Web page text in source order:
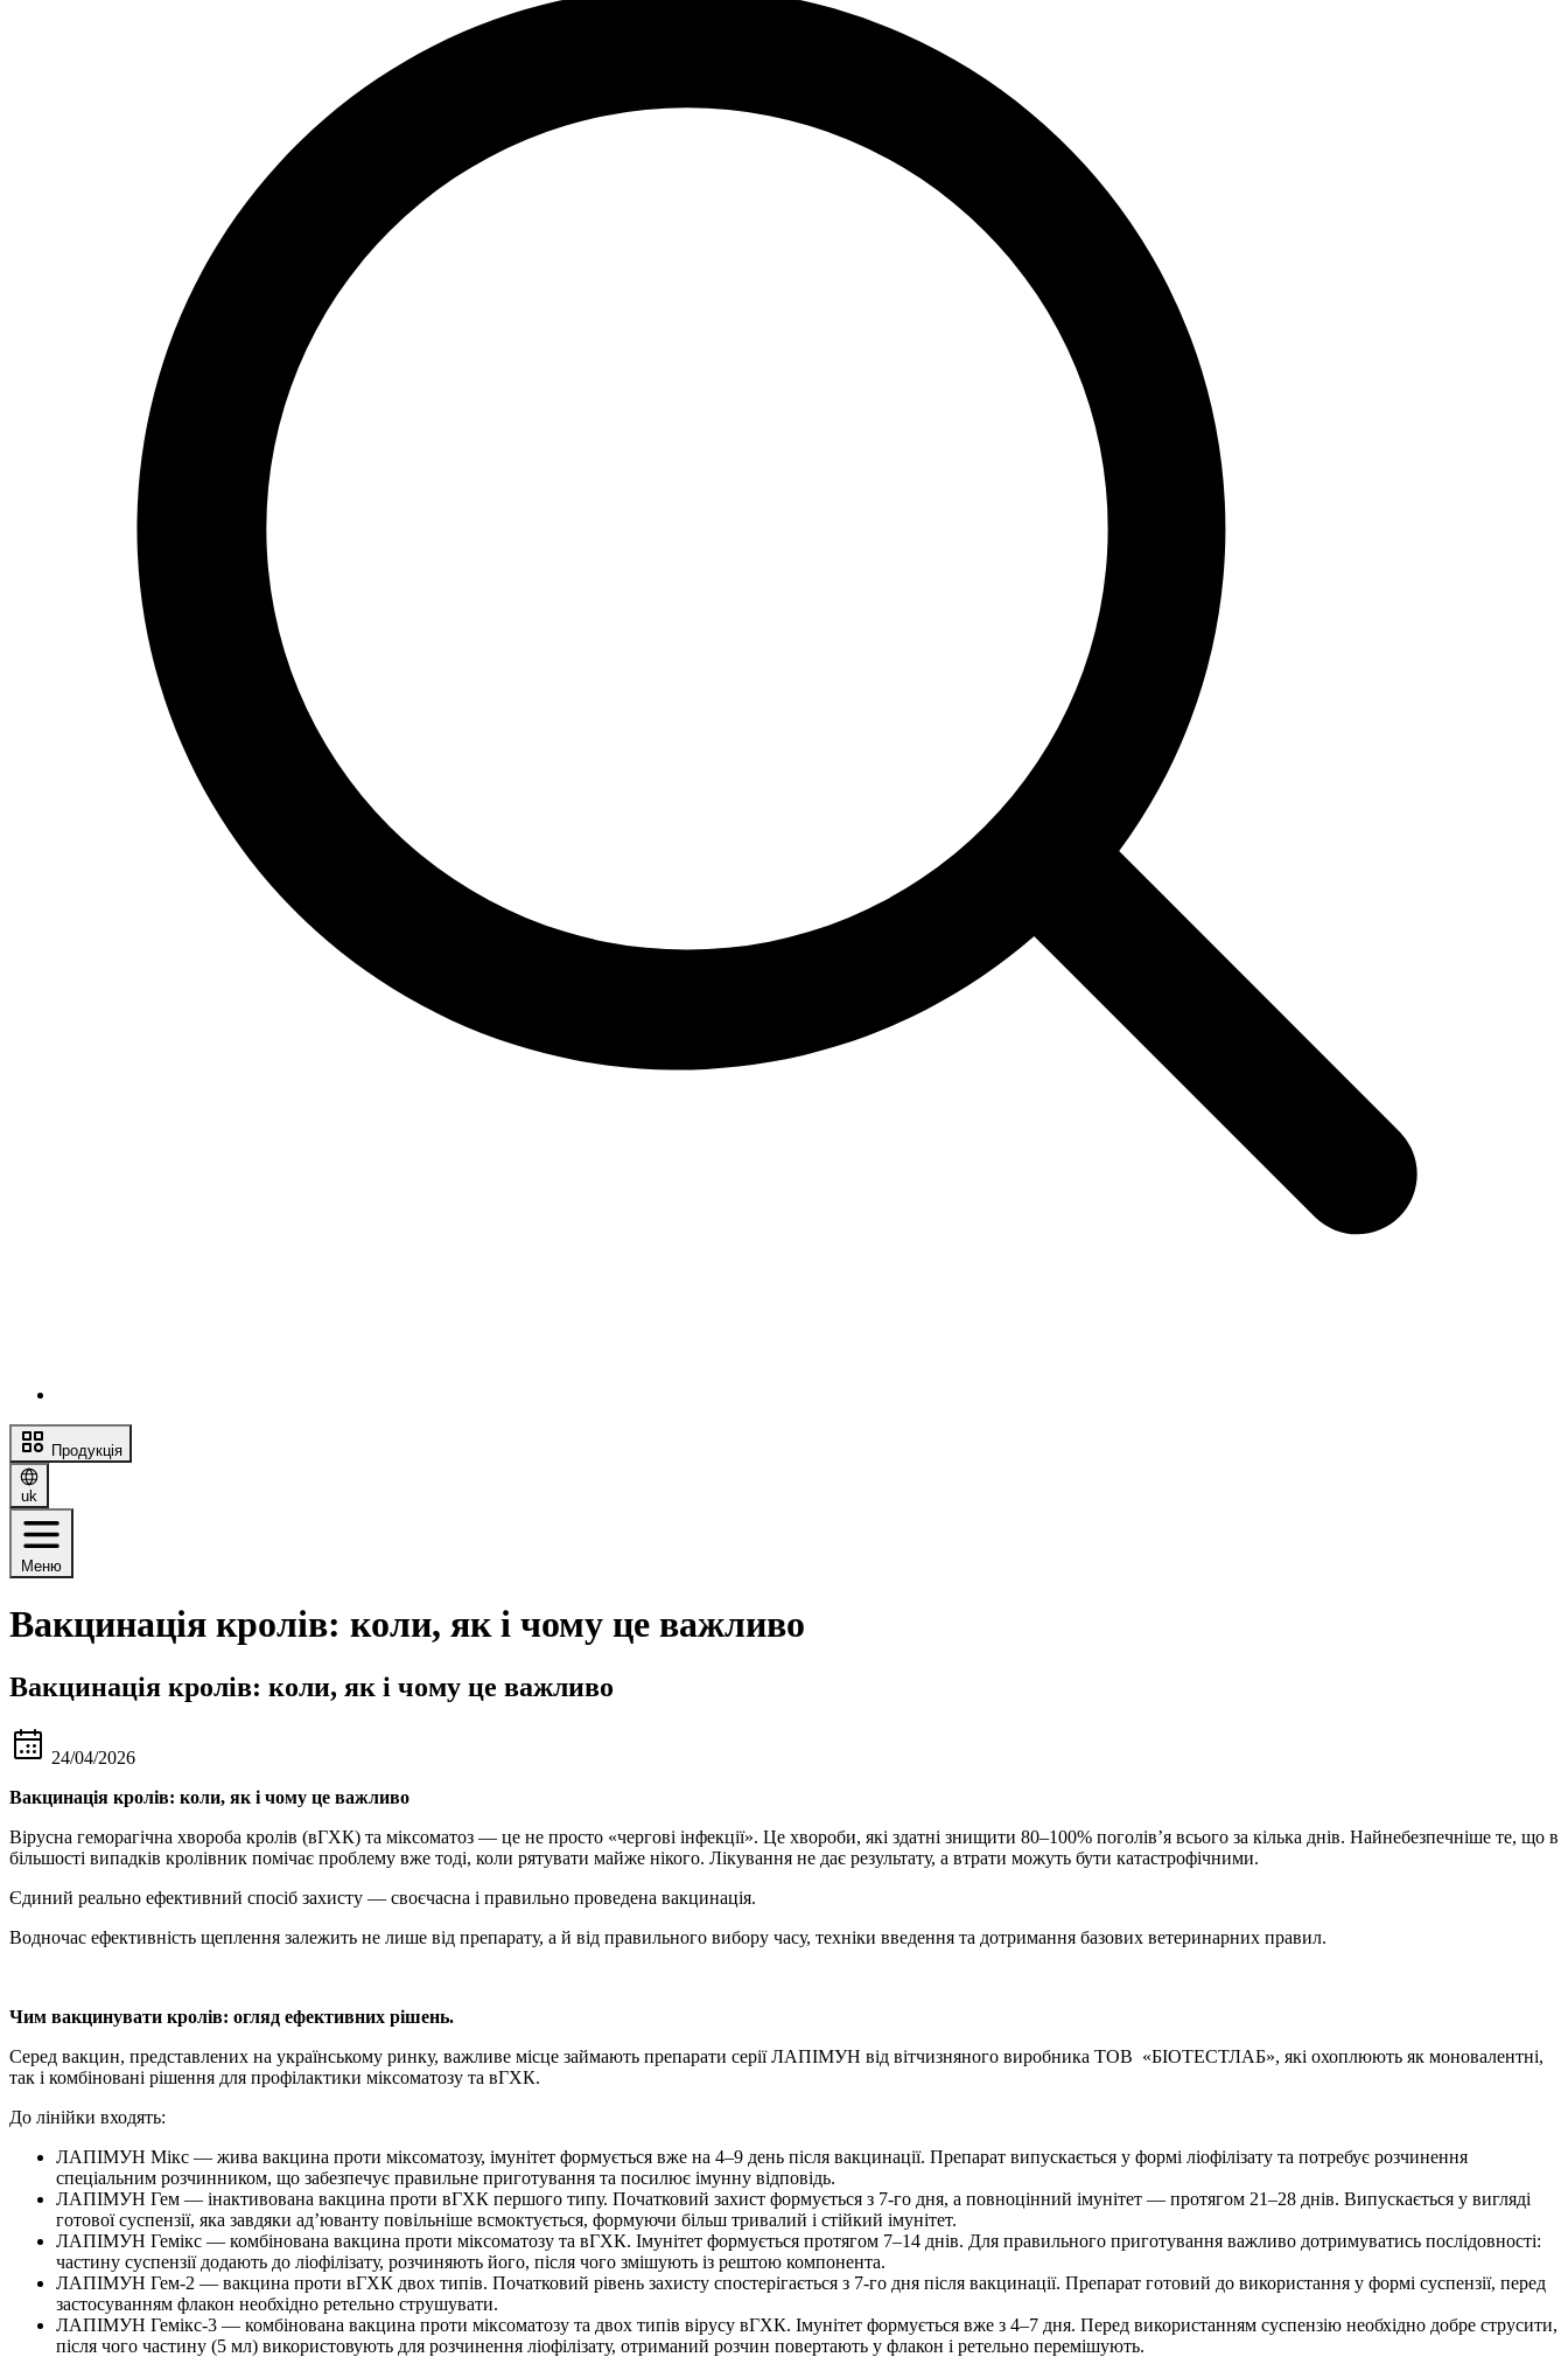
Продукція
uk
Меню
Вакцинація кролів: коли, як і чому це важливо
Вакцинація кролів: коли, як і чому це важливо
24/04/2026
Вакцинація кролів: коли, як і чому це важливо
Вірусна геморагічна хвороба кролів (вГХК) та міксоматоз — це не просто «чергові інфекції». Це хвороби, які здатні знищити 80–100% поголів’я всього за кілька днів. Найнебезпечніше те, що в
більшості випадків кролівник помічає проблему вже тоді, коли рятувати майже нікого. Лікування не дає результату, а втрати можуть бути катастрофічними.
Єдиний реально ефективний спосіб захисту — своєчасна і правильно проведена вакцинація.
Водночас ефективність щеплення залежить не лише від препарату, а й від правильного вибору часу, техніки введення та дотримання базових ветеринарних правил.
Чим вакцинувати кролів: огляд ефективних рішень.
Серед вакцин, представлених на українському ринку, важливе місце займають препарати серії ЛАПІМУН від вітчизняного виробника ТОВ «БІОТЕСТЛАБ», які охоплюють як моновалентні,
так і комбіновані рішення для профілактики міксоматозу та вГХК.
До лінійки входять:
ЛАПІМУН Мікс — жива вакцина проти міксоматозу, імунітет формується вже на 4–9 день після вакцинації. Препарат випускається у формі ліофілізату та потребує розчинення
спеціальним розчинником, що забезпечує правильне приготування та посилює імунну відповідь.
ЛАПІМУН Гем — інактивована вакцина проти вГХК першого типу. Початковий захист формується з 7-го дня, а повноцінний імунітет — протягом 21–28 днів. Випускається у вигляді
готової суспензії, яка завдяки ад’юванту повільніше всмоктується, формуючи більш тривалий і стійкий імунітет.
ЛАПІМУН Гемікс — комбінована вакцина проти міксоматозу та вГХК. Імунітет формується протягом 7–14 днів. Для правильного приготування важливо дотримуватись послідовності:
частину суспензії додають до ліофілізату, розчиняють його, після чого змішують із рештою компонента.
ЛАПІМУН Гем-2 — вакцина проти вГХК двох типів. Початковий рівень захисту спостерігається з 7-го дня після вакцинації. Препарат готовий до використання у формі суспензії, перед
застосуванням флакон необхідно ретельно струшувати.
ЛАПІМУН Гемікс-3 — комбінована вакцина проти міксоматозу та двох типів вірусу вГХК. Імунітет формується вже з 4–7 дня. Перед використанням суспензію необхідно добре струсити,
після чого частину (5 мл) використовують для розчинення ліофілізату, отриманий розчин повертають у флакон і ретельно перемішують.